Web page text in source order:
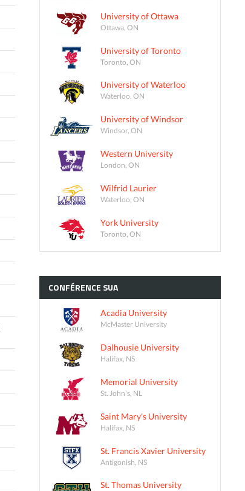
University of Ottawa
Ottawa, ON
University of Toronto
Toronto, ON
University of Waterloo
Waterloo, ON
University of Windsor
Windsor, ON
Western University
London, ON
Wilfrid Laurier
Waterloo, ON
York University
Toronto, ON
CONFÉRENCE SUA
Acadia University
McMaster University
Dalhousie University
Halifax, NS
Memorial University
St. John's, NL
Saint Mary's University
Halifax, NS
St. Francis Xavier University
Antigonish, NS
St. Thomas University